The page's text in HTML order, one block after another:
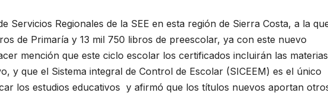
Servicios Regionales de la SEE en esta región de Sierra Costa, a la
de Primaría y 13 mil 750 libros de preescolar, ya con este nuevo
mención que este ciclo escolar los certificados incluirán las materias
y que el Sistema integral de Control de Escolar (SICEEM) es el único
los estudios educativos y afirmó que los títulos nuevos aportan